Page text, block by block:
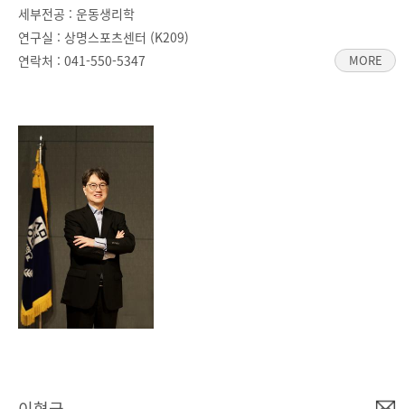
세부전공 : 운동생리학
연구실 : 상명스포츠센터 (K209)
연락처 : 041-550-5347 MORE